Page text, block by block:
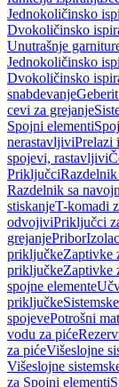
Jednokoličinsko
Dvokoličinsko
Unutrašnje
Jednokoličinsko
Dvokoličinsko
snabdevanje
cevi za grejanje
Spojni elementi
nerastavljiviPrelazi
spojevi, rastavljivi
Priključci
Razdelnik sa
stiskanjeT-komadi
odvojiviPriključci
grejanjePribor
priključkeZaptivke
priključkeZaptivke
spojne elemente
priključke
spojevePotrošni
vodu za piće
za pićeVišeslojne
Višeslojne
za Spojni elementi